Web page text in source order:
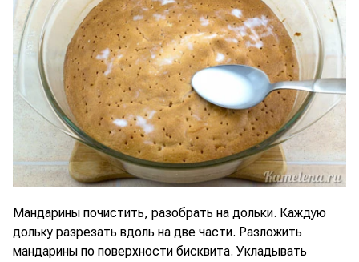
Мандарины почистить, разобрать на дольки. Каждую
дольку разрезать вдоль на две части. Разложить
мандарины по поверхности бисквита. Укладывать